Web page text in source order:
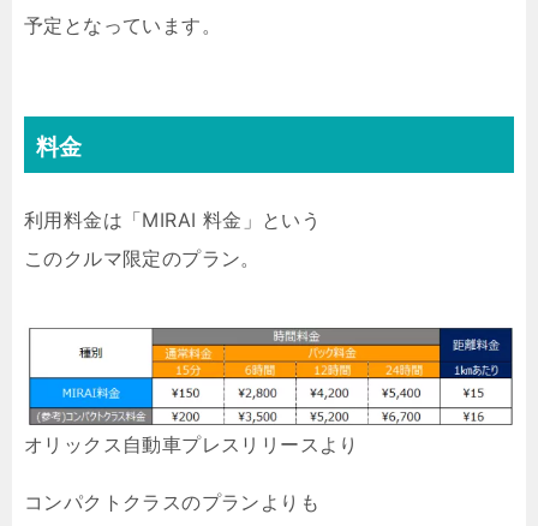
予定となっています。
料金
利用料金は「MIRAI 料金」という
このクルマ限定のプラン。
オリックス自動車プレスリリースより
コンパクトクラスのプランよりも